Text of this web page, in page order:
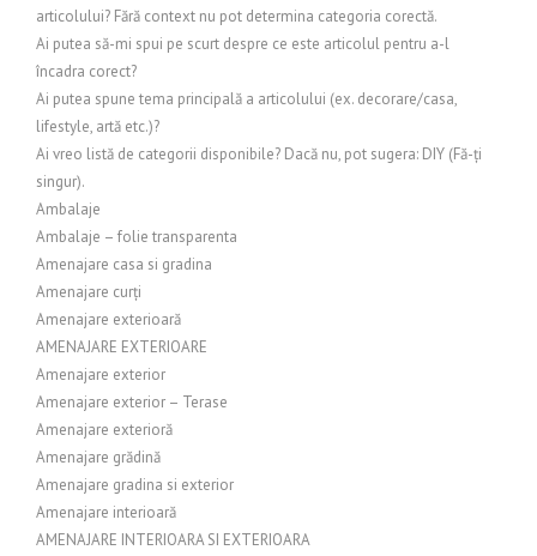
articolului? Fără context nu pot determina categoria corectă.
Ai putea să-mi spui pe scurt despre ce este articolul pentru a-l
încadra corect?
Ai putea spune tema principală a articolului (ex. decorare/casa,
lifestyle, artă etc.)?
Ai vreo listă de categorii disponibile? Dacă nu, pot sugera: DIY (Fă-ți
singur).
Ambalaje
Ambalaje – folie transparenta
Amenajare casa si gradina
Amenajare curți
Amenajare exterioară
AMENAJARE EXTERIOARE
Amenajare exterior
Amenajare exterior – Terase
Amenajare exterioră
Amenajare grădină
Amenajare gradina si exterior
Amenajare interioară
AMENAJARE INTERIOARA SI EXTERIOARA